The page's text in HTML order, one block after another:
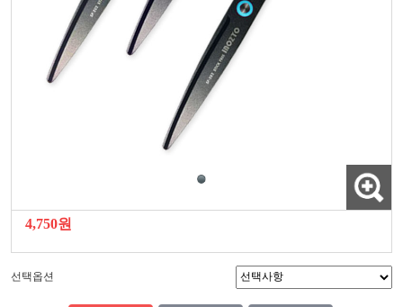
4,750원
선택옵션